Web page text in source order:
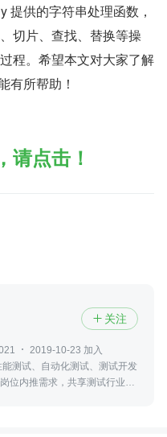
提供的字符串处理函数，
切片、查找、替换等操
程。希望本文对大家了解
有所帮助！
请点击！
 关注
2019-10-23 加入
测试、自动化测试、测试开发
位内推需求，共享测试行业动